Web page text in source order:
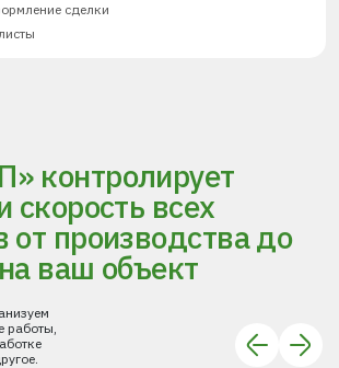
сделки
контролирует
скорость всех
от производства до
на ваш объект
работы,